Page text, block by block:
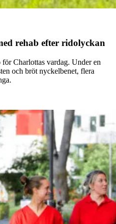
rehab efter ridolyckan
Charlottas vardag. Under en
och bröt nyckelbenet, flera